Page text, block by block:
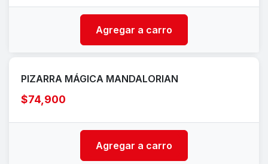
Agregar a carro
PIZARRA MÁGICA MANDALORIAN
$74,900
Agregar a carro